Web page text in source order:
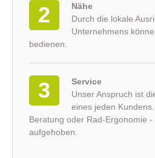
2
Nähe
Durch die lokale
Unternehmens
bedienen.
3
Service
Unser Anspruch ist
eines jeden
Beratung oder Rad-Ergonomie
aufgehoben.